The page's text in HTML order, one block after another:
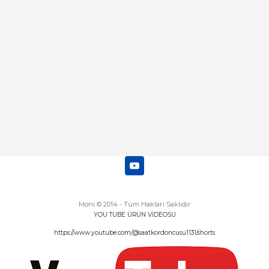
Moni © 2014 - Tüm Hakları Saklıdır
YOU TUBE ÜRÜN VİDEOSU
https://www.youtube.com/@saatkordoncusu1131/shorts